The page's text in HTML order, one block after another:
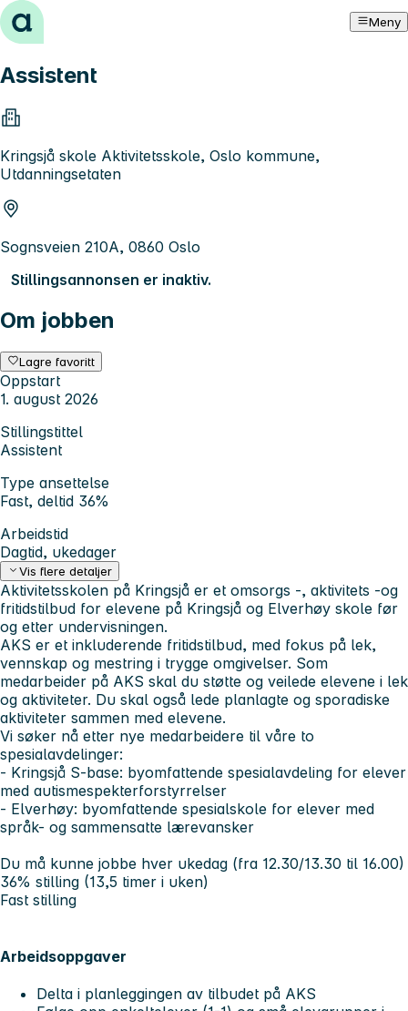
Hopp til innhold Meny
Assistent
Kringsjå skole Aktivitetsskole, Oslo kommune,
Utdanningsetaten
Sognsveien 210A, 0860 Oslo
Stillingsannonsen er inaktiv.
Om jobben
Lagre favoritt
Oppstart
1. august 2026
Stillingstittel
Assistent
Type ansettelse
Fast, deltid 36%
Arbeidstid
Dagtid, ukedager
Vis flere detaljer
Aktivitetsskolen på Kringsjå er et omsorgs -, aktivitets -og
fritidstilbud for elevene på Kringsjå og Elverhøy skole før
og etter undervisningen.
AKS er et inkluderende fritidstilbud, med fokus på lek,
vennskap og mestring i trygge omgivelser. Som
medarbeider på AKS skal du støtte og veilede elevene i lek
og aktiviteter. Du skal også lede planlagte og sporadiske
aktiviteter sammen med elevene.
Vi søker nå etter nye medarbeidere til våre to
spesialavdelinger:
- Kringsjå S-base: byomfattende spesialavdeling for elever
med autismespekterforstyrrelser
- Elverhøy: byomfattende spesialskole for elever med
språk- og sammensatte lærevansker
Du må kunne jobbe hver ukedag (fra 12.30/13.30 til 16.00)
36% stilling (13,5 timer i uken)
Fast stilling
Arbeidsoppgaver
Delta i planleggingen av tilbudet på AKS